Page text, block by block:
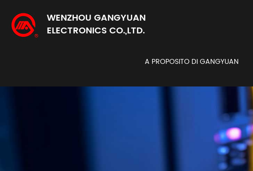
WENZHOU GANGYUAN
ELECTRONICS CO.,LTD.
A PROPOSITO DI GANGYUAN